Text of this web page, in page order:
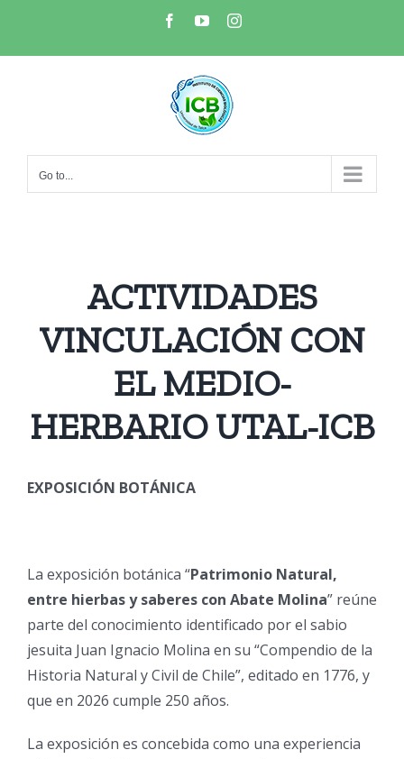
content
FacebookYouTubeInstagram
Go to...
ACTIVIDADES
VINCULACIÓN CON
EL MEDIO-
HERBARIO UTAL-ICB
EXPOSICIÓN BOTÁNICA
La exposición botánica “Patrimonio Natural,
entre hierbas y saberes con Abate Molina” reúne
parte del conocimiento identificado por el sabio
jesuita Juan Ignacio Molina en su “Compendio de la
Historia Natural y Civil de Chile”, editado en 1776, y
que en 2026 cumple 250 años.
La exposición es concebida como una experiencia